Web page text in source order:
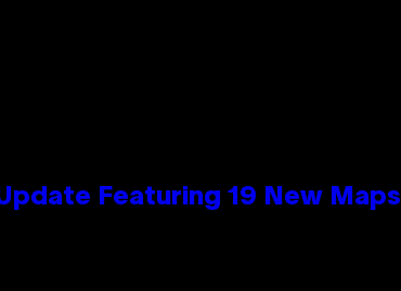
Featuring 19 New Maps